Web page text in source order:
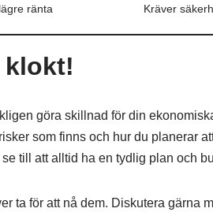
ränta Kräver
klokt!
göra skillnad för din
som finns och hur du planerar
till att alltid ha en tydlig plan och
ta för att nå dem. Diskutera gärna